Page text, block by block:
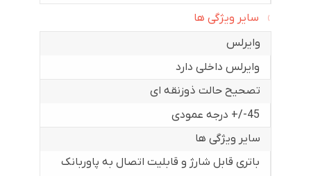
سایر ویژگی ها
وایرلس
وایرلس داخلی دارد
تصحیح حالت ذوزنقه ای
45-/+ درجه عمودی
سایر ویژگی ها
باتری قابل شارژ و قابلیت اتصال به پاوربانک